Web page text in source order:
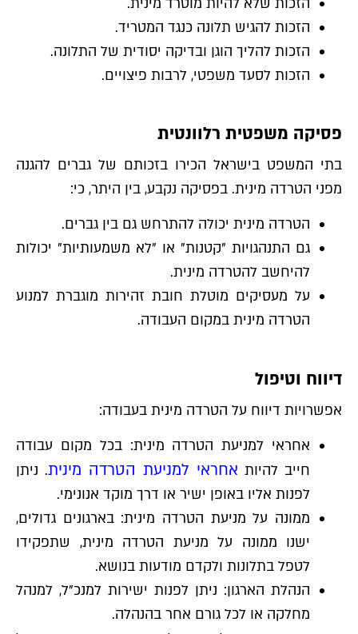
הזכות להגיש תלונה כנגד המטריד.
הזכות להליך הוגן ובדיקה יסודית של התלונה.
הזכות לסעד משפטי, לרבות פיצויים.
פסיקה משפטית רלוונטית
בתי המשפט בישראל הכירו בזכותם של גברים להגנה
מפני הטרדה מינית. בפסיקה נקבע, בין היתר, כי:
הטרדה מינית יכולה להתרחש גם בין גברים.
גם התנהגויות "קטנות" או "לא משמעותיות" יכולות
להיחשב להטרדה מינית.
על מעסיקים מוטלת חובת זהירות מוגברת למנוע
הטרדה מינית במקום העבודה.
דיווח וטיפול
אפשרויות דיווח על הטרדה מינית בעבודה:
אחראי למניעת הטרדה מינית: בכל מקום עבודה
חייב להיות אחראי למניעת הטרדה מינית. ניתן
לפנות אליו באופן ישיר או דרך מוקד אנונימי.
ממונה על מניעת הטרדה מינית: בארגונים גדולים,
ישנו ממונה על מניעת הטרדה מינית, שתפקידו
לטפל בתלונות ולקדם מודעות בנושא.
הנהלת הארגון: ניתן לפנות ישירות למנכ"ל, למנהל
מחלקה או לכל גורם אחר בהנהלה.